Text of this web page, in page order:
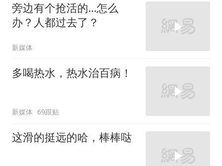
旁边有个抢活的…怎么
办？人都过去了？
新媒体
多喝热水，热水治百病！
新媒体 69跟贴
这滑的挺远的哈，棒棒哒